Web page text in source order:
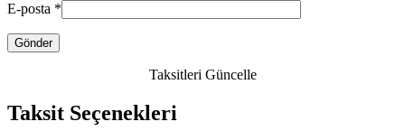
E-posta *
Taksitleri Güncelle
Taksit Seçenekleri